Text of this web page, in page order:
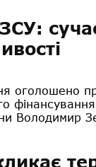
оголошено
фінансування
Володимир